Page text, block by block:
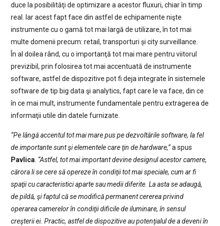
duce la posibilităţi de optimizare a acestor fluxuri, chiar în timp
real. Iar acest fapt face din astfel de echipamente nişte
instrumente cu o gamă tot mai largă de utilizare, în tot mai
multe domenii precum: retail, transporturi și city surveillance.
În al doilea rând, cu o importanţă tot mai mare pentru viitorul
previzibil, prin folosirea tot mai accentuată de instrumente
software, astfel de dispozitive pot fi deja integrate în sistemele
software de tip big data şi analytics, fapt care le va face, din ce
în ce mai mult, instrumente fundamentale pentru extragerea de
informaţii utile din datele furnizate.
“Pe lângă accentul tot mai mare pus pe dezvoltările software, la fel
de importante sunt şi elementele care ţin de hardware,”a spus
Pavlica. “Astfel, tot mai important devine designul acestor camere,
cărora li se cere să opereze în condiţii tot mai speciale, cum ar fi
spaţii cu caracteristici aparte sau medii diferite. La asta se adaugă,
de pildă, şi faptul că se modifică permanent cererea privind
operarea camerelor în condiţii dificile de iluminare, în sensul
creşterii ei. Practic, astfel de dispozitive au potenţialul de a deveni în